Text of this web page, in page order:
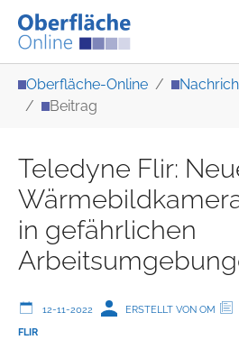
Oberfläche-Online
Beitrag
Teledyne Flir:
in gefährlichen
12-11-2022 ERSTELLT VON OM
FLIR